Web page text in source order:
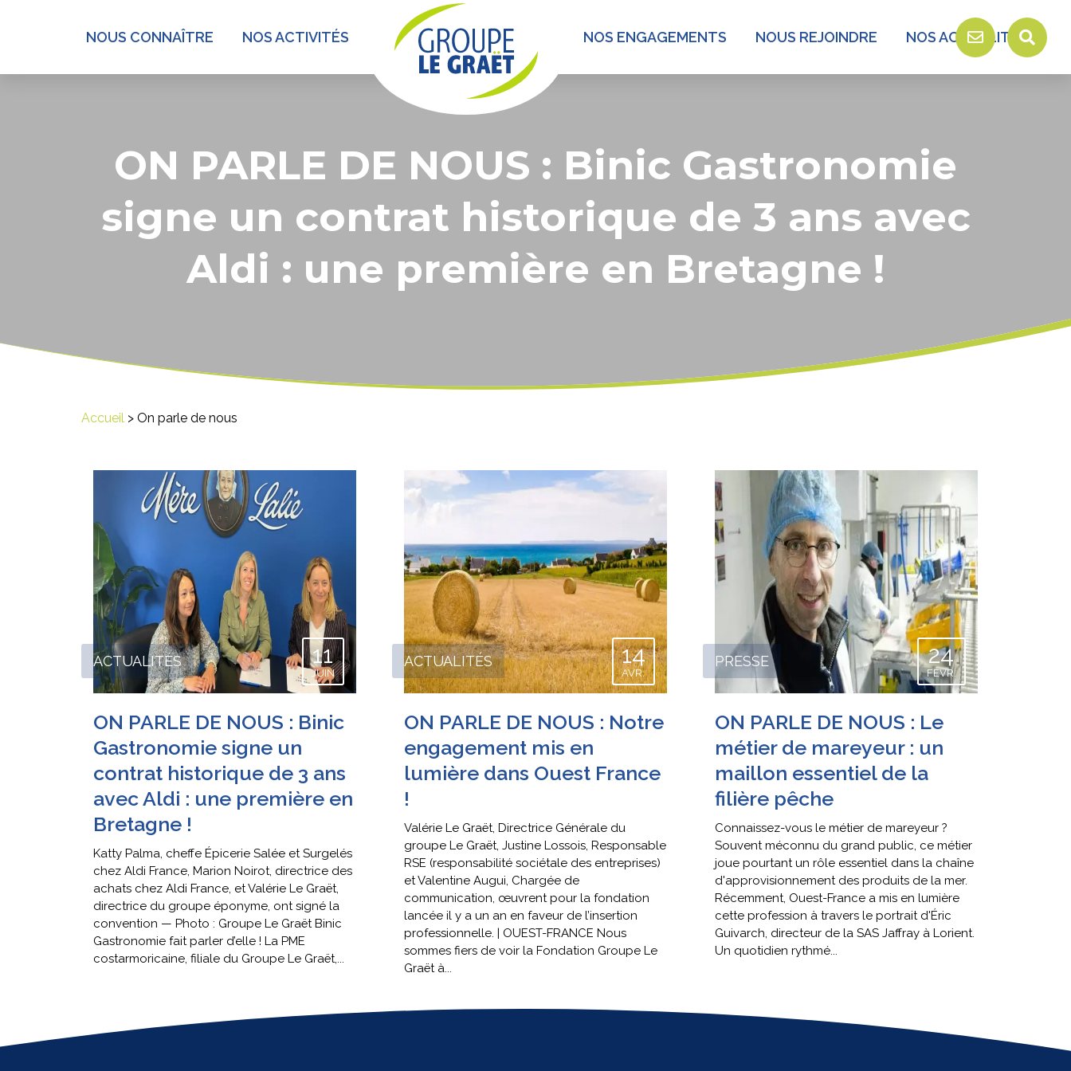
NOUS CONNAÎTRE NOS ACTIVITÉS NOS ENGAGEMENTS NOUS REJOINDRE NOS ACTUALITÉS
ON PARLE DE NOUS : Binic Gastronomie
signe un contrat historique de 3 ans avec
Aldi : une première en Bretagne !
Accueil > On parle de nous
ACTUALITÉS 11
JUIN
ON PARLE DE NOUS : Binic
Gastronomie signe un
contrat historique de 3 ans
avec Aldi : une première en
Bretagne !
Katty Palma, cheffe Épicerie Salée et Surgelés
chez Aldi France, Marion Noirot, directrice des
achats chez Aldi France, et Valérie Le Graët,
directrice du groupe éponyme, ont signé la
convention — Photo : Groupe Le Graët Binic
Gastronomie fait parler d’elle ! La PME
costarmoricaine, filiale du Groupe Le Graët,...
ACTUALITÉS 14
AVR.
ON PARLE DE NOUS : Notre
engagement mis en
lumière dans Ouest France
!
Valérie Le Graët, Directrice Générale du
groupe Le Graët, Justine Lossois, Responsable
RSE (responsabilité sociétale des entreprises)
et Valentine Augui, Chargée de
communication, œuvrent pour la fondation
lancée il y a un an en faveur de l’insertion
professionnelle. | OUEST-FRANCE Nous
sommes fiers de voir la Fondation Groupe Le
Graët à...
PRESSE 24
FÉVR.
ON PARLE DE NOUS : Le
métier de mareyeur : un
maillon essentiel de la
filière pêche
Connaissez-vous le métier de mareyeur ?
Souvent méconnu du grand public, ce métier
joue pourtant un rôle essentiel dans la chaîne
d'approvisionnement des produits de la mer.
Récemment, Ouest-France a mis en lumière
cette profession à travers le portrait d'Éric
Guivarch, directeur de la SAS Jaffray à Lorient.
Un quotidien rythmé...